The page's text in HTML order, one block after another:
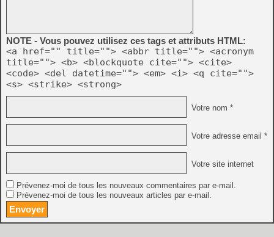
NOTE - Vous pouvez utilisez ces tags et attributs HTML:
<a href="" title=""> <abbr title=""> <acronym
title=""> <b> <blockquote cite=""> <cite>
<code> <del datetime=""> <em> <i> <q cite="">
<s> <strike> <strong>
Votre nom *
Votre adresse email *
Votre site internet
Prévenez-moi de tous les nouveaux commentaires par e-mail.
Prévenez-moi de tous les nouveaux articles par e-mail.